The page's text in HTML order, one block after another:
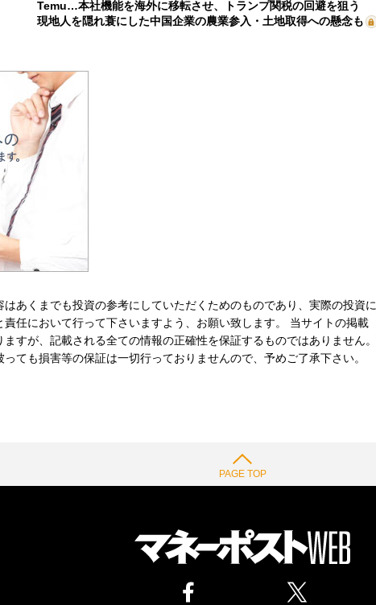
Temu…本社機能を海外に移転させ、トランプ関税の回避を狙う
現地人を隠れ蓑にした中国企業の農業参入・土地取得への懸念も
あくまでも投資の参考にしていただくためのものであり、実際の投資に
任において行って下さいますよう、お願い致します。 当サイトの掲載
すが、記載される全ての情報の正確性を保証するものではありません。
ても損害等の保証は一切行っておりませんので、予めご了承下さい。
PAGE TOP